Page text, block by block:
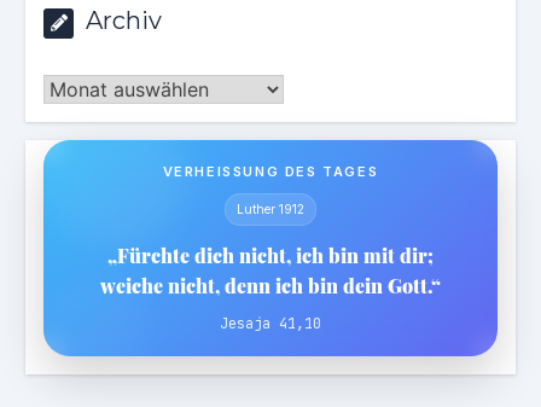
Archiv
Archiv
VERHEISSUNG DES TAGES
Luther 1912
„Fürchte dich nicht, ich bin mit dir;
weiche nicht, denn ich bin dein Gott.“
Jesaja 41,10